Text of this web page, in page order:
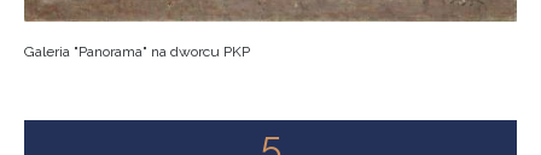
Galeria "Panorama" na dworcu PKP
5